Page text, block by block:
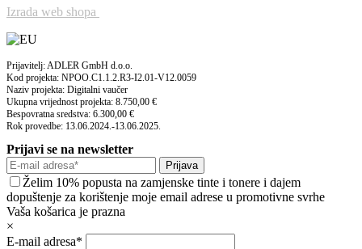
Izrada web shopa
Prijavitelj: ADLER GmbH d.o.o.
Kod projekta: NPOO.C1.1.2.R3-I2.01-V12.0059
Naziv projekta: Digitalni vaučer
Ukupna vrijednost projekta: 8.750,00 €
Bespovratna sredstva: 6.300,00 €
Rok provedbe: 13.06.2024.-13.06.2025.
Prijavi se na newsletter
Prijava
Želim 10% popusta na zamjenske tinte i tonere i dajem
dopuštenje za korištenje moje email adrese u promotivne svrhe
Vaša košarica je prazna
×
E-mail adresa*